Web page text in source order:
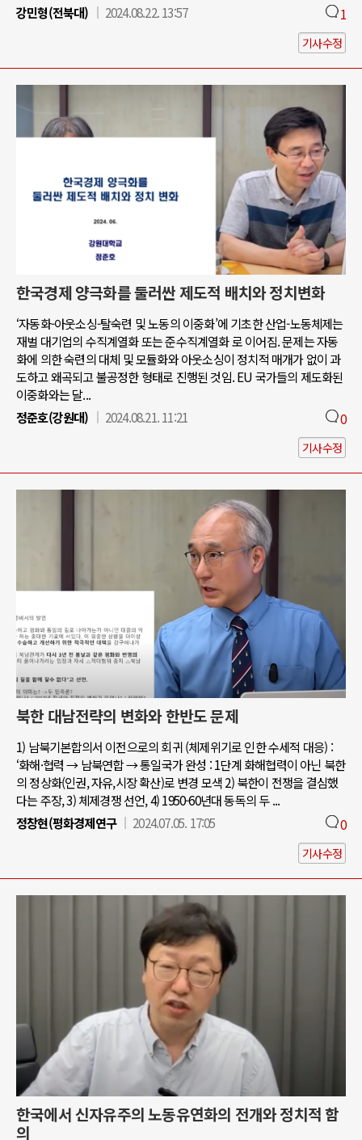
강민형(전북대)
2024.08.22. 13:57 1
기사수정
한국경제 양극화를 둘러싼 제도적 배치와 정치변화
‘자동화-아웃소싱-탈숙련 및 노동의 이중화’에 기초한 산업-노동체제는
재벌 대기업의 수직계열화 또는 준수직계열화 로 이어짐. 문제는 자동
화에 의한 숙련의 대체 및 모듈화와 아웃소싱이 정치적 매개가 없이 과
도하고 왜곡되고 불공정한 형태로 진행된 것임. EU 국가들의 제도화된
이중화와는 달...
정준호(강원대)
2024.08.21. 11:21 0
기사수정
북한 대남전략의 변화와 한반도 문제
1) 남북기본합의서 이전으로의 회귀 (체제위기로 인한 수세적 대응) :
‘화해·협력 → 남북연합 → 통일국가 완성 : 1단계 화해협력이 아닌 북한
의 정상화(인권, 자유,시장 확산)로 변경 모색 2) 북한이 전쟁을 결심했
다는 주장, 3) 체제경쟁 선언, 4) 1950-60년대 동독의 두 ...
정창현(평화경제연구
2024.07.05. 17:05 0
기사수정
한국에서 신자유주의 노동유연화의 전개와 정치적 함
의